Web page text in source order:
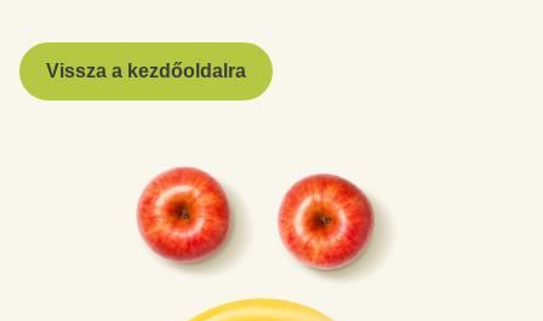
Vissza a kezdőoldalra